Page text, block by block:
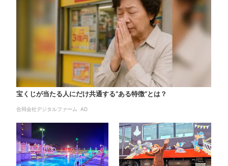
宝くじが当たる人にだけ共通する“ある特徴”とは？
合同会社デジタルファーム AD